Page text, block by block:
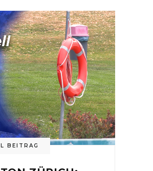
BEITRAG